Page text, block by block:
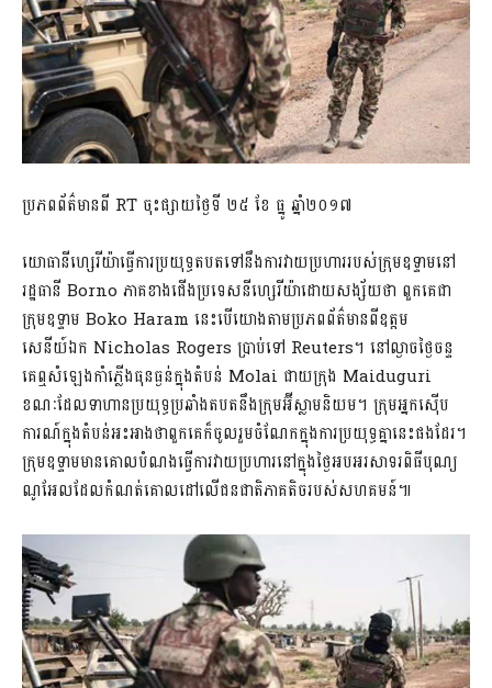
ប្រភពព័ត៌មានពី RT ចុះផ្សាយថ្ងៃទី ២៥ ខែ ធ្នូ ឆ្នាំ២០១៧
យោធានីហ្សេរីយ៉ាធ្វើការប្រយុទ្ធតបតទៅនឹងការវាយប្រហាររបស់ក្រុមឧទ្ទាមនៅ
រដ្ឋធានី Borno ភាគខាងជើងប្រទេសនីហ្សេរីយ៉ាដោយសង្ស័យថា ពួកគេជា
ក្រុមឧទ្ទាម Boko Haram នេះបើយោងតាមប្រភពព័ត៌មានពីឧត្ដម
សេនីយ៍ឯក Nicholas Rogers ប្រាប់ទៅ Reuters។ នៅល្ងាចថ្ងៃចន្ទ
គេឮសំឡេងកាំភ្លើងធុនធ្ងន់ក្នុងតំបន់ Molai ជាយក្រុង Maiduguri
ខណៈដែលទាហានប្រយុទ្ធប្រឆាំងតបតនឹងក្រុមអ៊ីស្លាមនិយម។ ក្រុមអ្នកស៊ើប
ការណ៍ក្នុងតំបន់អះអាងថាពួកគេក៏ចូលរួមចំណែកក្នុងការប្រយុទ្ធគ្នានេះផងដែរ។
ក្រុមឧទ្ទាមមានគោលបំណងធ្វើការវាយប្រហារនៅក្នុងថ្ងៃអបអរសាទរពិធីបុណ្យ
ណូអែលដែលកំណត់គោលដៅលើជនជាតិភាគតិចរបស់សហគមន៍៕